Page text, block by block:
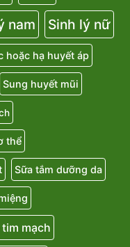
nam Sinh lý nữ
hoặc hạ huyết áp
Sung huyết mũi
thể
Sữa tắm dưỡng da
mạch